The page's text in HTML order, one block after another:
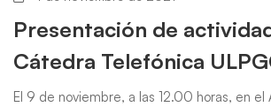
Presentación de
Cátedra Telefónica
El 9 de noviembre, a las 12.00 horas, en el